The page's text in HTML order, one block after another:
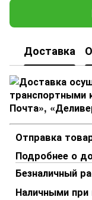
Доставка
Отправка
Подробнее о
Безналичный
Наличными при